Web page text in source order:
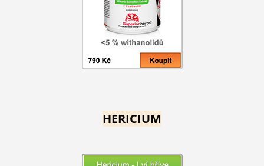
HERICIUM